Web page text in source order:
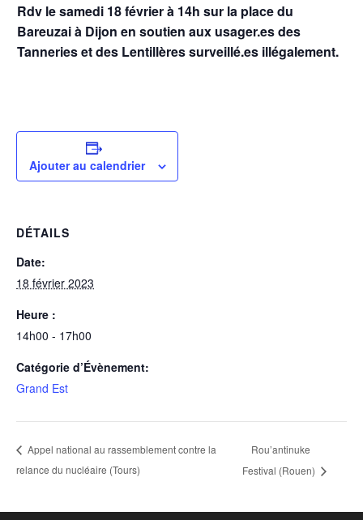
Rdv le samedi 18 février à 14h sur la place du
Bareuzai à Dijon en soutien aux usager.es des
Tanneries et des Lentillères surveillé.es illégalement.
Ajouter au calendrier
DÉTAILS
Date:
18 février 2023
Heure :
14h00 - 17h00
Catégorie d’Évènement:
Grand Est
Appel national au rassemblement contre la
relance du nucléaire (Tours)
Rou’antinuke
Festival (Rouen)